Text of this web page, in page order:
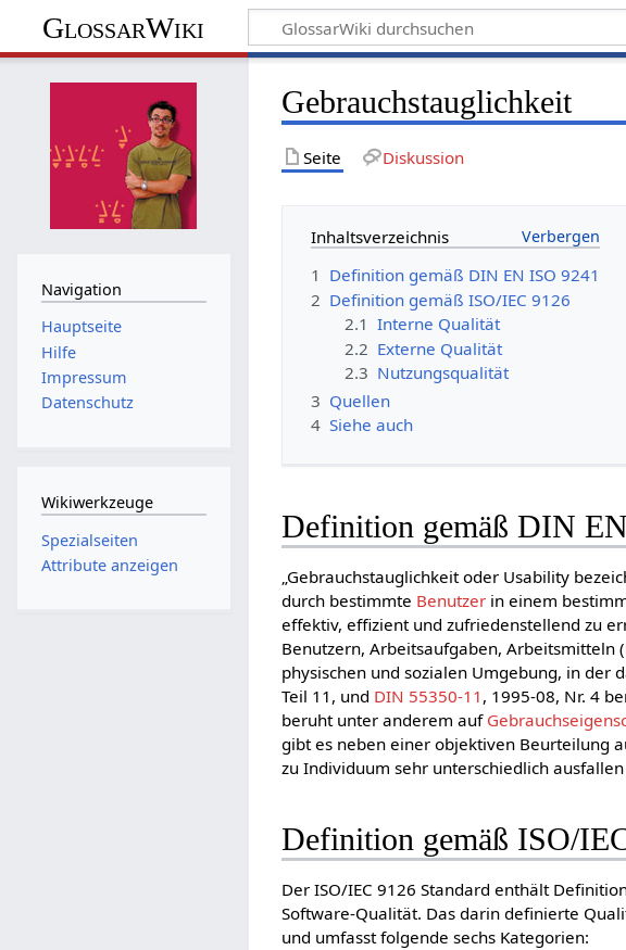
GlossarWiki
Gebrauchstauglichkeit
Seite Diskussion
Inhaltsverzeichnis
1 Definition gemäß DIN EN ISO 9241
2 Definition gemäß ISO/IEC 9126
2.1 Interne Qualität
2.2 Externe Qualität
2.3 Nutzungsqualität
3 Quellen
4 Siehe auch
Definition gemäß DIN
„Gebrauchstauglichkeit oder Usability
durch bestimmte Benutzer in einem
effektiv, effizient und zufriedenstellend zu
Benutzern, Arbeitsaufgaben, Arbeitsmitteln (
physischen und sozialen Umgebung, in der
Teil 11, und DIN 55350-11 , 1995-08, Nr. 4
beruht unter anderem auf
gibt es neben einer objektiven Beurteilung
zu Individuum sehr unterschiedlich ausfallen
Definition gemäß ISO/
Der ISO/IEC 9126 Standard enthält
Software-Qualität. Das darin definierte
und umfasst folgende sechs Kategorien:
Navigation
Hauptseite
Hilfe
Impressum
Datenschutz
Wikiwerkzeuge
Spezialseiten
Attribute anzeigen